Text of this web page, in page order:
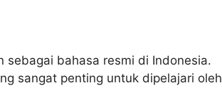
sebagai bahasa resmi di Indonesia.
sangat penting untuk dipelajari oleh